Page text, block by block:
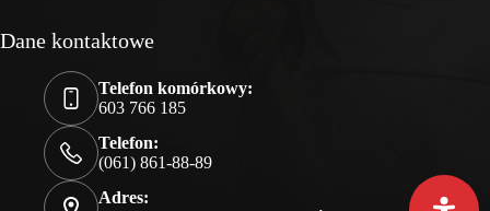
Dane kontaktowe
Telefon komórkowy:
603 766 185
Telefon:
(061) 861-88-89
Adres: